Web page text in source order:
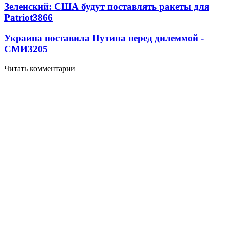
Зеленский: США будут поставлять ракеты для
Patriot3866
Украина поставила Путина перед дилеммой -
СМИ3205
Читать комментарии